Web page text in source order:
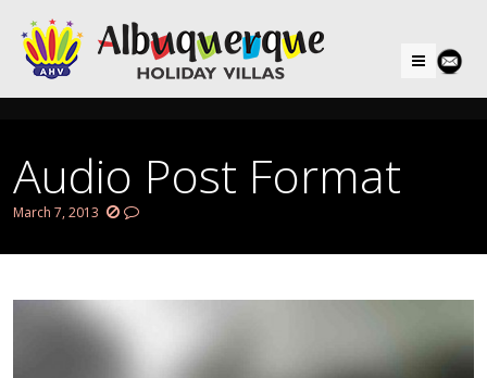
Menu
Audio Post Format
March 7, 2013